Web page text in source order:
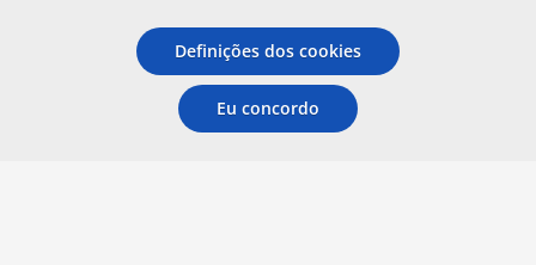
Definições dos cookies
Eu concordo